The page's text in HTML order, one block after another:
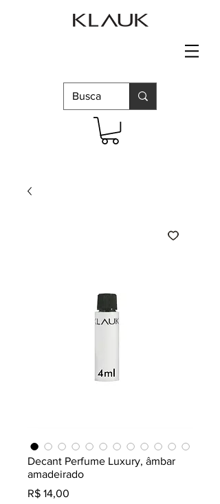
Decant Perfume Luxury, âmbar
amadeirado
R$ 14,00